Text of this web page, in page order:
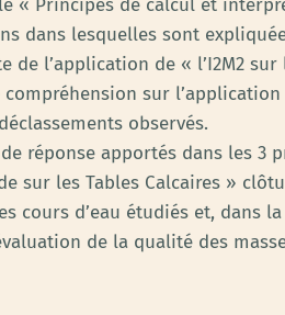
« Principes de calcul et
dans lesquelles sont
de l’application de « l’I2M2
sur
observés.
réponse apportés dans les
sur les Tables Calcaires »
cours d’eau étudiés et, dans
de la qualité des